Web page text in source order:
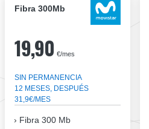
Fibra 300Mb
19,90 €/mes
SIN PERMANENCIA
12 MESES, DESPUÉS
31,9€/MES
Fibra 300 Mb